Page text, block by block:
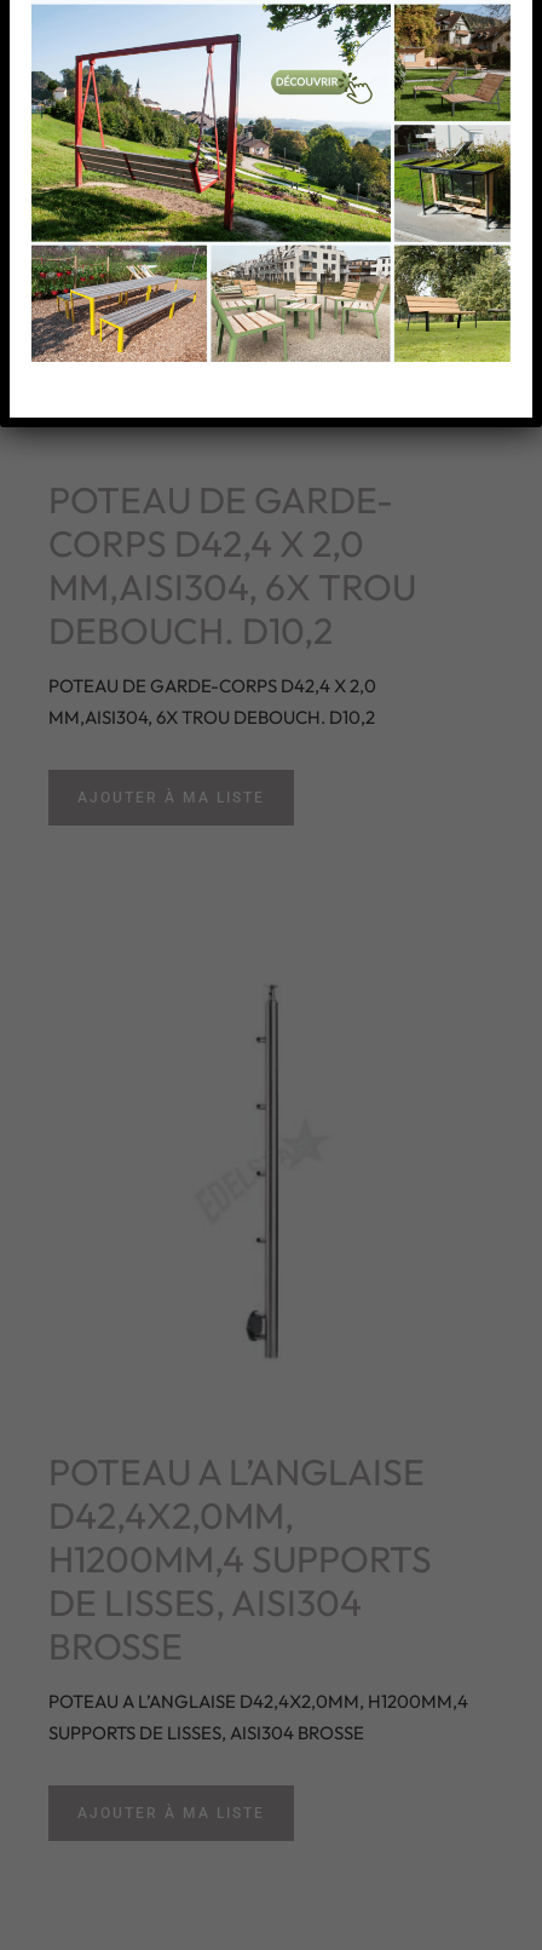
POTEAU DE GARDE-
CORPS D42,4 X 2,0
MM,AISI304, 6X TROU
DEBOUCH. D10,2
POTEAU DE GARDE-CORPS D42,4 X 2,0
MM,AISI304, 6X TROU DEBOUCH. D10,2
AJOUTER À MA LISTE
POTEAU A L’ANGLAISE
D42,4X2,0MM,
H1200MM,4 SUPPORTS
DE LISSES, AISI304
BROSSE
POTEAU A L’ANGLAISE D42,4X2,0MM, H1200MM,4
SUPPORTS DE LISSES, AISI304 BROSSE
AJOUTER À MA LISTE